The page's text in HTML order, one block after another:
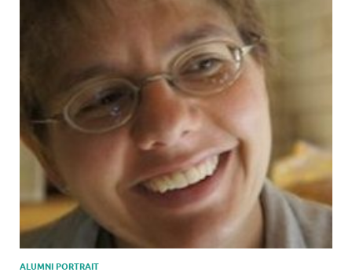
ALUMNI PORTRAIT